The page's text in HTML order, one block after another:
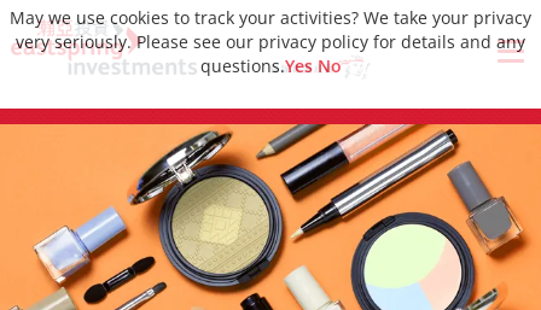
May we use cookies to track your activities? We take your privacy
very seriously. Please see our privacy policy for details and any
questions.Yes No